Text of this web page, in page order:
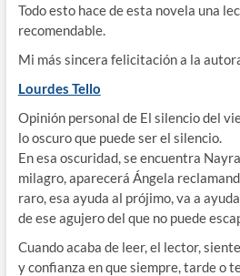
Todo esto hace de esta novela una
recomendable.
Mi más sincera felicitación a la
Lourdes Tello
Opinión personal de El silencio del
lo oscuro que puede ser el silencio.
En esa oscuridad, se encuentra
milagro, aparecerá Ángela
raro, esa ayuda al prójimo, va a
de ese agujero del que no puede
Cuando acaba de leer, el lector,
y confianza en que siempre, tarde o